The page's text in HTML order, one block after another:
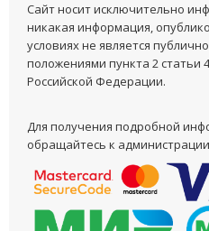
Сайт носит исключительно
никакая информация,
условиях не является
положениями пункта 2 статьи
Российской Федерации.
Для получения подробной
обращайтесь к